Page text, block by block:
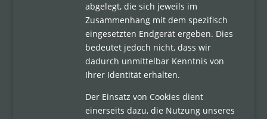
abgelegt, die sich jeweils im
Zusammenhang mit dem spezifisch
eingesetzten Endgerät ergeben. Dies
bedeutet jedoch nicht, dass wir
dadurch unmittelbar Kenntnis von
Ihrer Identität erhalten.
Der Einsatz von Cookies dient
einerseits dazu, die Nutzung unseres